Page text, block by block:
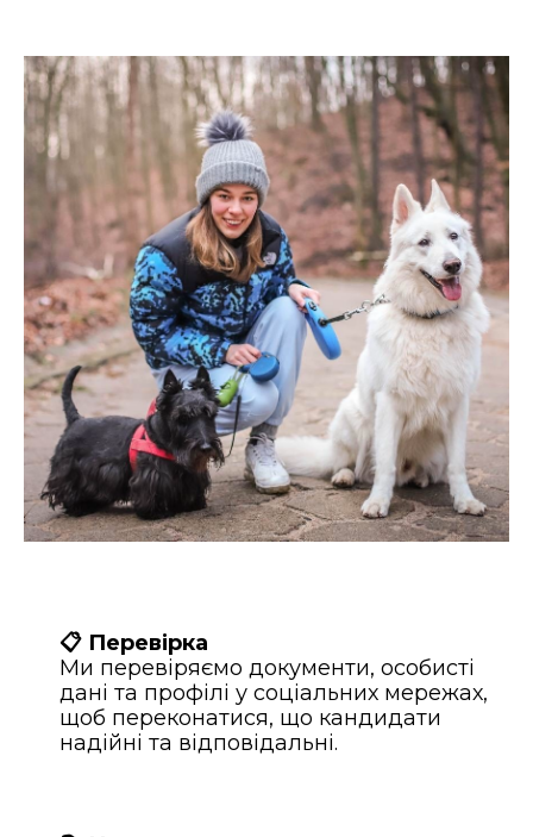
📋 Перевірка
Ми перевіряємо документи, особисті
дані та профілі у соціальних мережах,
щоб переконатися, що кандидати
надійні та відповідальні.